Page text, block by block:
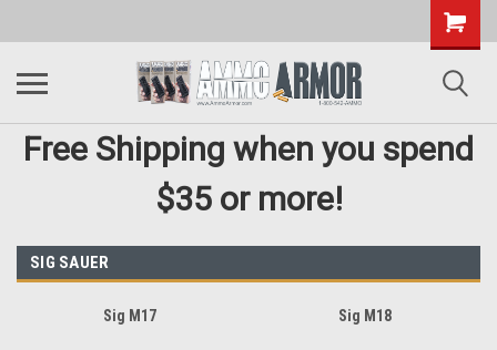
Free Shipping when you spend
$35 or more!
SIG SAUER
Sig M17 Sig M18